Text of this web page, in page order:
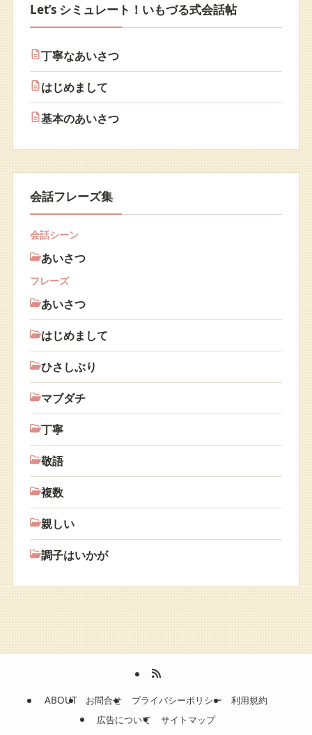
Let’s シミュレート！いもづる式会話帖
丁寧なあいさつ
はじめまして
基本のあいさつ
会話フレーズ集
会話シーン
あいさつ
フレーズ
あいさつ
はじめまして
ひさしぶり
マブダチ
丁寧
敬語
複数
親しい
調子はいかが
ABOUT お問合せ プライバシーポリシー
利用規約
広告について
サイトマップ